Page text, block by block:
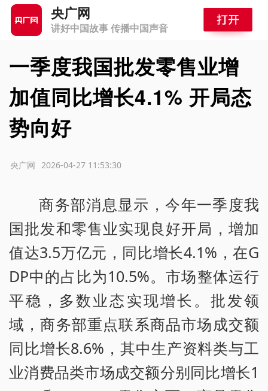
央广网
讲好中国故事 传播中国声音
一季度我国批发零售业增
加值同比增长4.1% 开局态
势向好
2026-04-27 11:53:30
央广网
商务部消息显示，今年一季度我
国批发和零售业实现良好开局，增加
值达3.5万亿元，同比增长4.1%，在G
DP中的占比为10.5%。市场整体运行
平稳，多数业态实现增长。批发领
域，商务部重点联系商品市场成交额
同比增长8.6%，其中生产资料类与工
业消费品类市场成交额分别同比增长1